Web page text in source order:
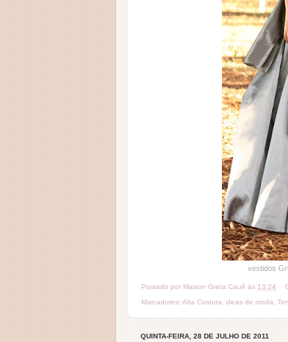
vestidos Greta Cauê em
Postado por Maison Greta Cauê às 13:24
Marcadores: Alta Costura, dicas de moda,
QUINTA-FEIRA, 28 DE JULHO DE 2011